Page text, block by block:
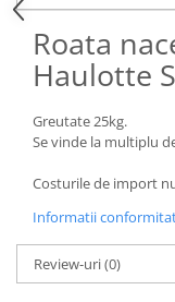
Pozitionere de
Instalatii de rotire
Platforme foarfeca
Tip SB - cu bază
Nacela stivuitor
Translator stivuitor
Prelungitor lame
attachments
Dispozitive ridicare
Roata
Haulotte
Greutate 25kg.
Se vinde la multiplu
Costurile de import
Informatii
Review-uri(0)